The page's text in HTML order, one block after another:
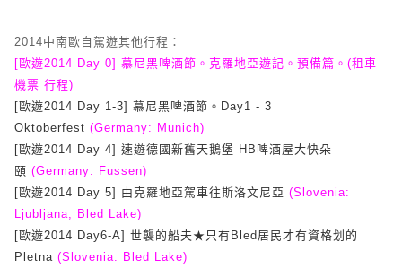
2014中南歐自駕遊其他行程：
[歐遊2014 Day 0] 慕尼黑啤酒節。克羅地亞遊記。預備篇。(租車
機票 行程)
[歐遊2014 Day 1-3] 慕尼黑啤酒節。Day1 - 3
Oktoberfest (Germany: Munich)
[歐遊2014 Day 4] 速遊德國新舊天鵝堡 HB啤酒屋大快朵
頤 (Germany: Fussen)
[歐遊2014 Day 5] 由克羅地亞駕車往斯洛文尼亞 (Slovenia:
Ljubljana, Bled Lake)
[歐遊2014 Day6-A] 世襲的船夫★只有Bled居民才有資格划的
Pletna (Slovenia: Bled Lake)